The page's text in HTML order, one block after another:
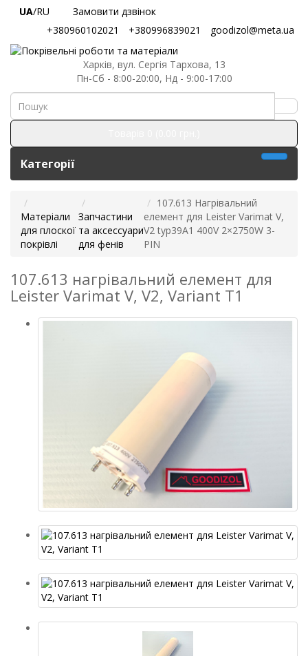
UA/RU
Замовити дзвінок
+380960102021
+380996839021 goodizol@meta.ua
Харків, вул. Сергія Тархова, 13
Пн-Сб - 8:00-20:00, Нд - 9:00-17:00
Категорії
Матеріали
для плоскої
покрівлі
Запчастини
та аксессуари
для фенів
107.613 Нагрівальний
елемент для Leister Varimat V,
V2 typ39A1 400V 2×2750W 3-
PIN
107.613 нагрівальний елемент для
Leister Varimat V, V2, Variant T1